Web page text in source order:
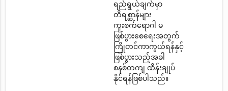
ရည်ရွယ်ချက်မှာ
တိရစ္ဆာန်များ
ကူးစက်ရောဂါ မ
ဖြစ်ပွားစေရေးအတွက်
ကြိုတင်ကာကွယ်ရန်နှင့်
ဖြစ်ပွားသည့်အခါ
စနစ်တကျ ထိန်းချုပ်
နိုင်ရန်ဖြစ်ပါသည်။